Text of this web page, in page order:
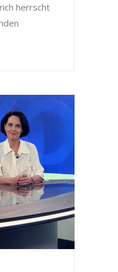
herrscht